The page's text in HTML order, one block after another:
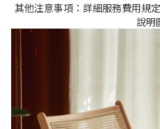
其他注意事項：詳細服務費用規
說明